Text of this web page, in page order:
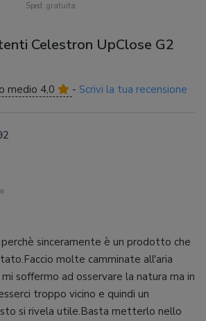
Sped. gratuita
Celestron UpClose G2
medio 4,0 - Scrivi la tua recensione
sinceramente è un prodotto che
molte camminate all'aria
soffermo ad osservare la natura ma in
troppo vicino e quindi un
si rivela utile.Basta metterlo nello